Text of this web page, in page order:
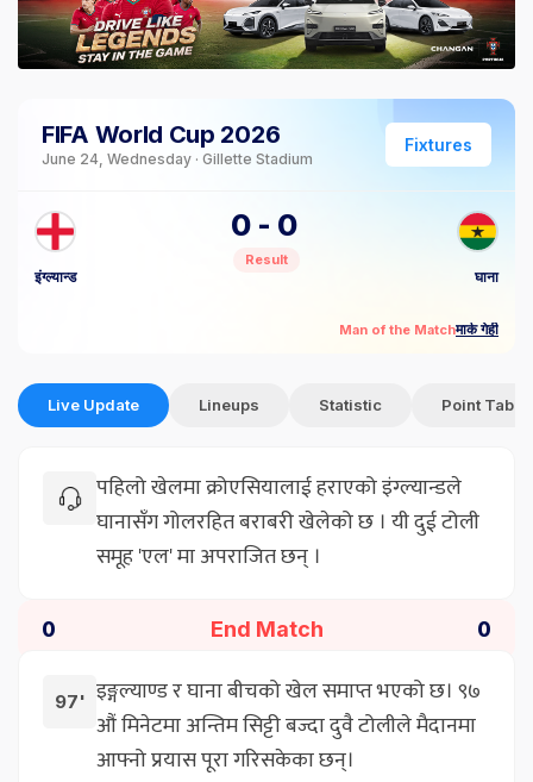
FIFA World Cup 2026
June 24, Wednesday · Gillette Stadium
Fixtures
इंग्ल्यान्ड
0 - 0
Result
घाना
Man of the Matchमार्क गेही
Live Update Lineups Statistic Point Table
पहिलो खेलमा क्रोएसियालाई हराएको इंग्ल्यान्डले
घानासँग गोलरहित बराबरी खेलेको छ । यी दुई टोली
समूह 'एल' मा अपराजित छन् ।
0 End Match 0
97' इङ्गल्याण्ड र घाना बीचको खेल समाप्त भएको छ। ९७
औं मिनेटमा अन्तिम सिट्टी बज्दा दुवै टोलीले मैदानमा
आफ्नो प्रयास पूरा गरिसकेका छन्।